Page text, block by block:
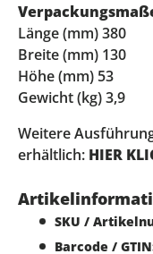
Länge (mm) 380
Breite (mm) 130
Höhe (mm) 53
Gewicht (kg) 3,9
Weitere
erhältlich: HIER
SKU /
Barcode /